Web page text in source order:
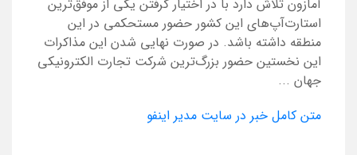
آمازون تلاش دارد با در اختیار گرفتن یکی از موفق‌ترین
استارت‌آپ‌های این کشور حضور مستحکمی در این
منطقه داشته باشد. در صورت نهایی شدن این مذاکرات
این نخستین حضور بزرگ‌ترین شرکت تجارت الکترونیکی
جهان ...
متن کامل خبر در سایت مدیر اینفو